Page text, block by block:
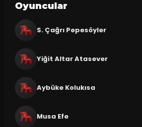
Oyuncular
S. Çağrı Pepesöyler
Yiğit Altar Atasever
Aybüke Kolukısa
Musa Efe